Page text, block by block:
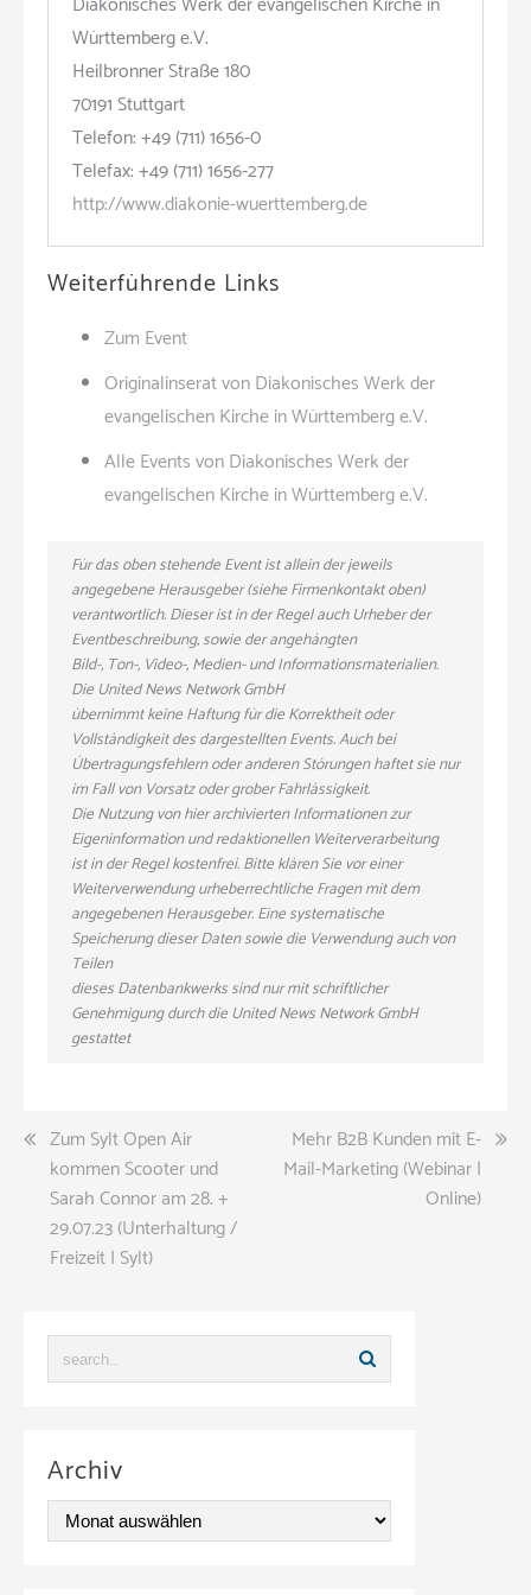
Württemberg e.V.
Heilbronner Straße 180
70191 Stuttgart
Telefon: +49 (711) 1656-0
Telefax: +49 (711) 1656-277
http://www.diakonie-wuerttemberg.de
Weiterführende Links
Zum Event
Originalinserat von Diakonisches Werk der
evangelischen Kirche in Württemberg e.V.
Alle Events von Diakonisches Werk der
evangelischen Kirche in Württemberg e.V.
Für das oben stehende Event ist allein der jeweils
angegebene Herausgeber (siehe Firmenkontakt oben)
verantwortlich. Dieser ist in der Regel auch Urheber der
Eventbeschreibung, sowie der angehängten
Bild-, Ton-, Video-, Medien- und Informationsmaterialien.
Die United News Network GmbH
übernimmt keine Haftung für die Korrektheit oder
Vollständigkeit des dargestellten Events. Auch bei
Übertragungsfehlern oder anderen Störungen haftet sie nur
im Fall von Vorsatz oder grober Fahrlässigkeit.
Die Nutzung von hier archivierten Informationen zur
Eigeninformation und redaktionellen Weiterverarbeitung
ist in der Regel kostenfrei. Bitte klären Sie vor einer
Weiterverwendung urheberrechtliche Fragen mit dem
angegebenen Herausgeber. Eine systematische
Speicherung dieser Daten sowie die Verwendung auch von
Teilen
dieses Datenbankwerks sind nur mit schriftlicher
Genehmigung durch die United News Network GmbH
gestattet
Beitragsnavigation
Zum Sylt Open Air
kommen Scooter und
Sarah Connor am 28. +
29.07.23 (Unterhaltung /
Freizeit | Sylt)
Mehr B2B Kunden mit E-
Mail-Marketing (Webinar |
Online)
Archiv